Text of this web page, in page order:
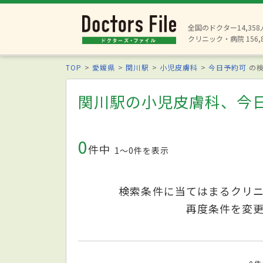
全国のドクター14,358
クリニック・病院
TOP 愛媛県 関川駅 小児皮膚科 今日予約可 の
関川駅の小児皮膚科、今
0件中 1〜0件を表示
検索条件に当てはまるクリ
再度条件を変